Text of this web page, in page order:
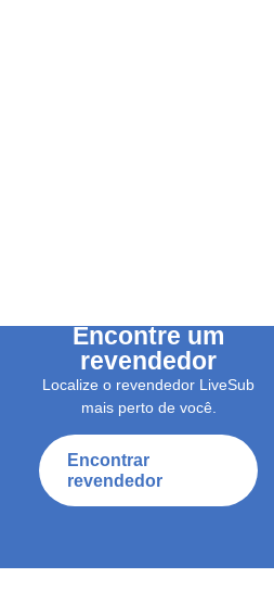
Encontre um
revendedor
Localize o revendedor LiveSub
mais perto de você.
Encontrar
revendedor